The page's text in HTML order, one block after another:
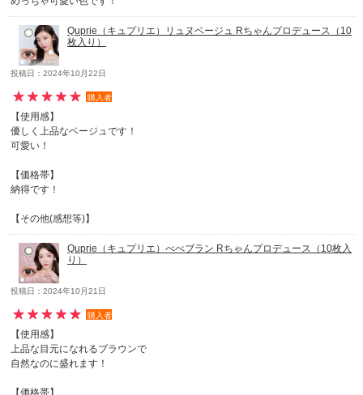
Quprie（キュプリエ）リュヌベージュ Rちゃんプロデュース（10
枚入り）
投稿日：2024年10月22日
購入者
【使用感】
優しく上品なベージュです！
可愛い！
【価格帯】
納得です！
【その他(感想等)】
Quprie（キュプリエ）べべブラン Rちゃんプロデュース（10枚入
り）
投稿日：2024年10月21日
購入者
【使用感】
上品な目元になれるブラウンで
自然なのに盛れます！
【価格帯】